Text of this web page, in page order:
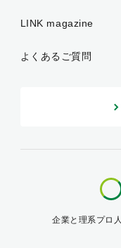
LINK magazine
よくあるご質問
企業と理系プロ